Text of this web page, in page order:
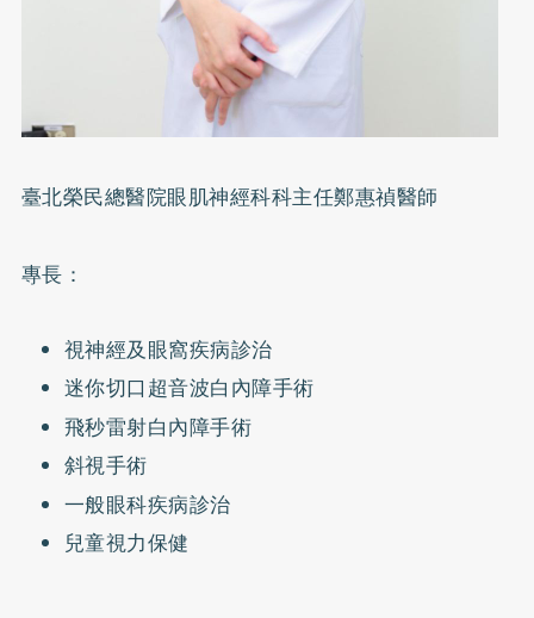
臺北榮民總醫院眼肌神經科科主任鄭惠禎醫師
專長：
視神經及眼窩疾病診治
迷你切口超音波白內障手術
飛秒雷射白內障手術
斜視手術
一般眼科疾病診治
兒童視力保健